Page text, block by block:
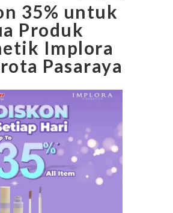
35% untuk
Produk
Implora
Pasaraya